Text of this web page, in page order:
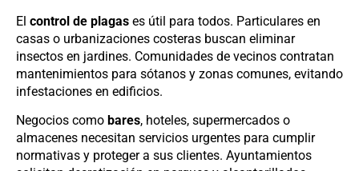
El control de plagas es útil para todos. Particulares en
casas o urbanizaciones costeras buscan eliminar
insectos en jardines. Comunidades de vecinos contratan
mantenimientos para sótanos y zonas comunes, evitando
infestaciones en edificios.
Negocios como bares, hoteles, supermercados o
almacenes necesitan servicios urgentes para cumplir
normativas y proteger a sus clientes. Ayuntamientos